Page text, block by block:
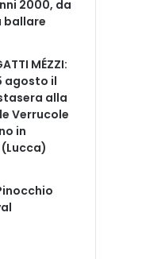
2000, da
ballare
MÉZZI:
agosto il
alla
Verrucole
in